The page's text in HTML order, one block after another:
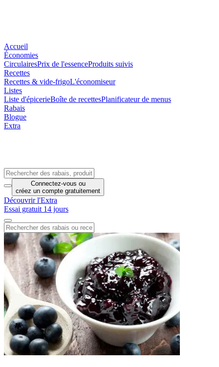
Accueil
Économies
CirculairesPrix de l'essenceProduits suivis
Recettes
Recettes & vide-frigoL'économiseur
Listes
Liste d'épicerieBoîte de recettesPlanificateur de menus
Rabais
Blogue
Extra
Connectez-vous ou
créez un compte gratuitement
Découvrir l'Extra
Essai gratuit 14 jours